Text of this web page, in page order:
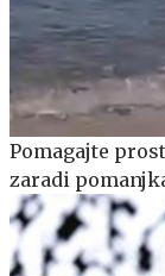
Pomagajte
zaradi